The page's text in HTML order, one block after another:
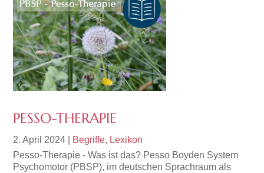
PESSO-THERAPIE
2. April 2024 Begriffe, Lexikon
Pesso-Therapie - Was ist das? Pesso Boyden System
Psychomotor (PBSP), im deutschen Sprachraum als